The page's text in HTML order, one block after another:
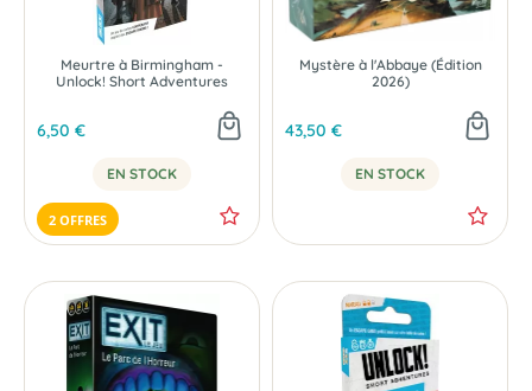
Meurtre à Birmingham -
Unlock! Short Adventures
6,50 €
EN STOCK
2 OFFRES
NOUVEAU
Mystère à l'Abbaye (Édition
2026)
43,50 €
EN STOCK